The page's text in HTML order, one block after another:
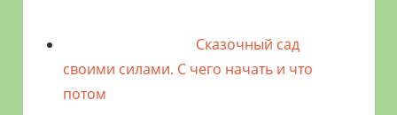
Сказочный сад
своими силами. С чего начать и что
потом